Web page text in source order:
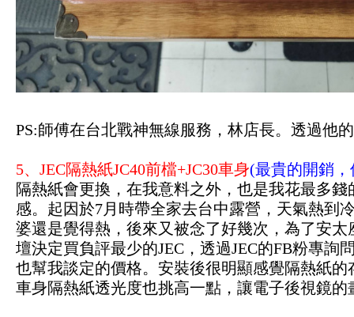
PS:師傅在台北戰神無線服務，林店長。透過他
5、JEC隔熱紙JC40前檔+JC30車身(最貴的開銷
隔熱紙會更換，在我意料之外，也是我花最多
感。起因於7月時帶全家去台中露營，天氣熱到
婆還是覺得熱，後來又被念了好幾次，為了安
壇決定買負評最少的JEC，透過JEC的FB粉專詢
也幫我談定的價格。安裝後很明顯感覺隔熱紙
車身隔熱紙透光度也挑高一點，讓電子後視鏡